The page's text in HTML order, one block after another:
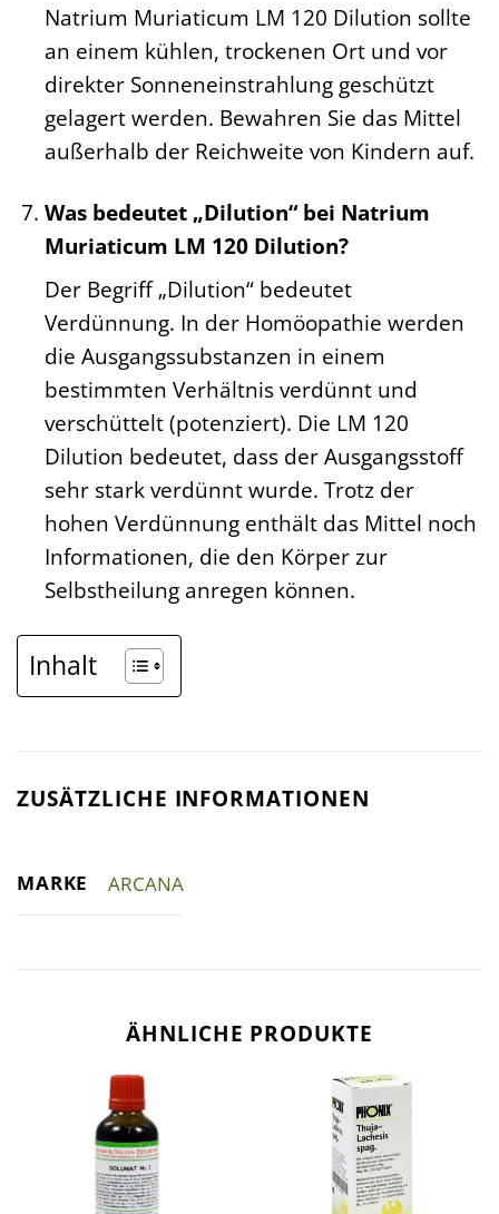
Natrium Muriaticum LM 120 Dilution sollte
an einem kühlen, trockenen Ort und vor
direkter Sonneneinstrahlung geschützt
gelagert werden. Bewahren Sie das Mittel
außerhalb der Reichweite von Kindern auf.
Was bedeutet „Dilution“ bei Natrium
Muriaticum LM 120 Dilution?
Der Begriff „Dilution“ bedeutet
Verdünnung. In der Homöopathie werden
die Ausgangssubstanzen in einem
bestimmten Verhältnis verdünnt und
verschüttelt (potenziert). Die LM 120
Dilution bedeutet, dass der Ausgangsstoff
sehr stark verdünnt wurde. Trotz der
hohen Verdünnung enthält das Mittel noch
Informationen, die den Körper zur
Selbstheilung anregen können.
Inhalt
ZUSÄTZLICHE INFORMATIONEN
MARKE ARCANA
ÄHNLICHE PRODUKTE